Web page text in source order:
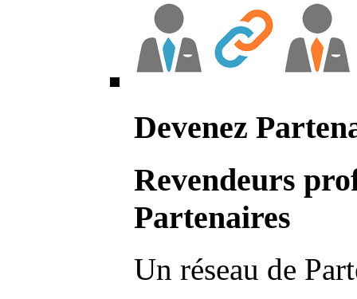
Devenez
Revendeurs
Partenaires
Un réseau de